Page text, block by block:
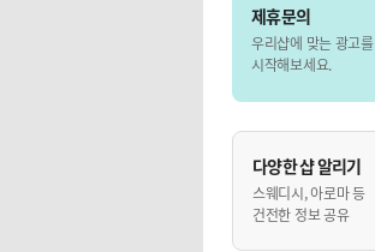
제휴문의
우리샵에 맞는 광고를
시작해보세요.
다양한 샵 알리기
스웨디시, 아로마 등
건전한 정보 공유